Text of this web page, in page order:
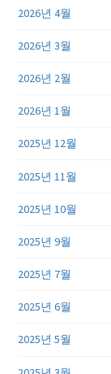
2026년 4월
2026년 3월
2026년 2월
2026년 1월
2025년 12월
2025년 11월
2025년 10월
2025년 9월
2025년 7월
2025년 6월
2025년 5월